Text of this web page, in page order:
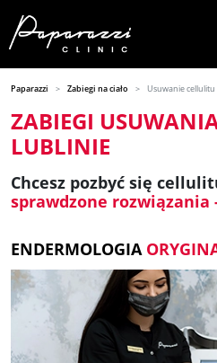
Paparazzi Zabiegi na ciało Usuwanie
ZABIEGI
LUBLINIE
Chcesz pozbyć się
sprawdzone rozwiązania
ENDERMOLOGIA